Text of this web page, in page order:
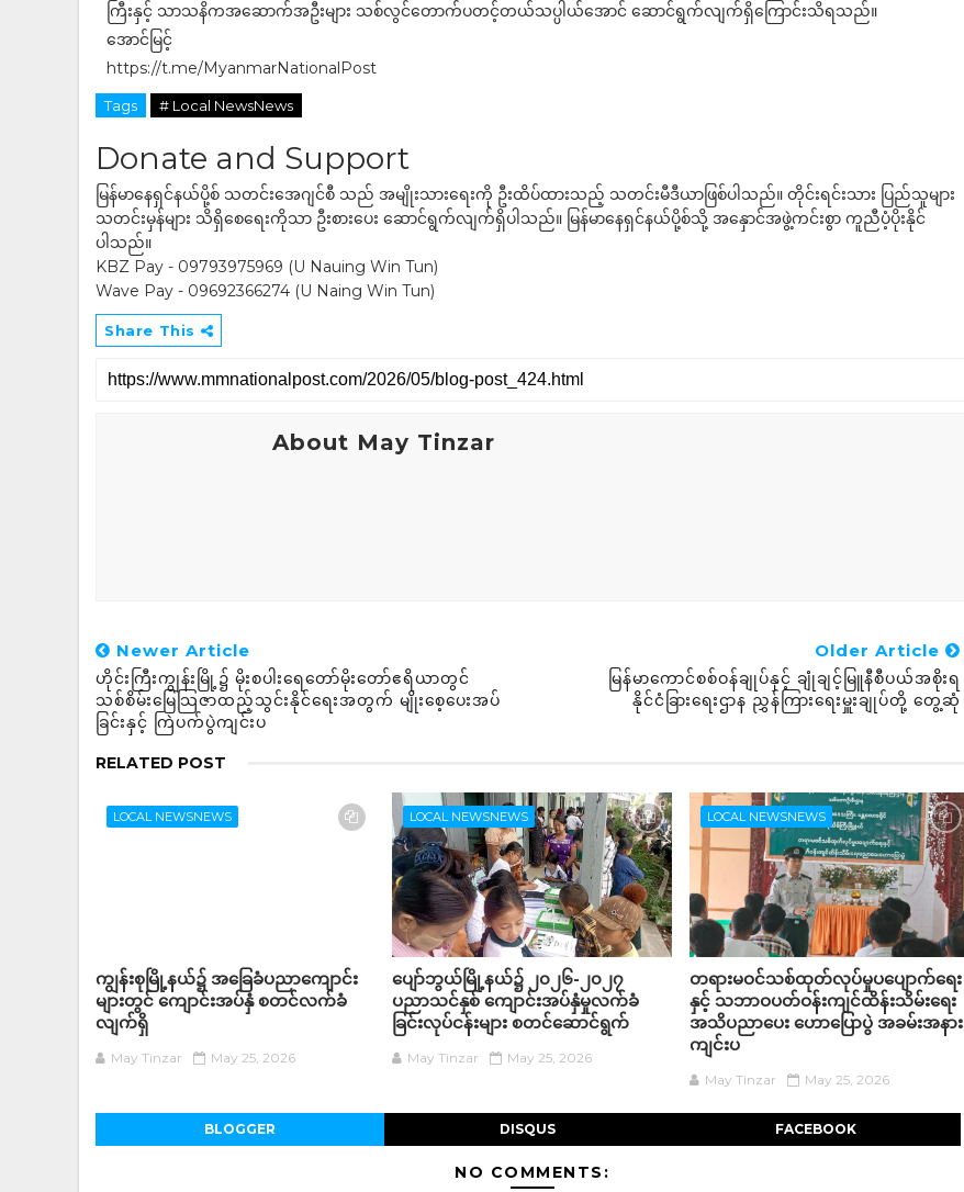
ကြီးနှင့် သာသနိကအဆောက်အဦးများ သစ်လွင်တောက်ပတင့်တယ်သပ္ပါယ်အောင် ဆောင်ရွက်လျက်ရှိကြောင်းသိရသည်။
အောင်မြင့်
https://t.me/MyanmarNationalPost
Tags # Local NewsNews
Donate and Support
မြန်မာနေရှင်နယ်ပို့စ် သတင်းအေဂျင်စီ သည် အမျိုးသားရေးကို ဦးထိပ်ထားသည့် သတင်းမီဒီယာဖြစ်ပါသည်။ တိုင်းရင်းသား ပြည်သူများ
သတင်းမှန်များ သိရှိစေရေးကိုသာ ဦးစားပေး ဆောင်ရွက်လျက်ရှိပါသည်။ မြန်မာနေရှင်နယ်ပို့စ်သို့ အနှောင်အဖွဲ့ကင်းစွာ ကူညီပံ့ပိုးနိုင်
ပါသည်။
KBZ Pay - 09793975969 (U Nauing Win Tun)
Wave Pay - 09692366274 (U Naing Win Tun)
Share This
About May Tinzar
Newer Article
ဟိုင်းကြီးကျွန်းမြို့၌ မိုးစပါးရေတော်မိုးတော်ဧရိယာတွင်
သစ်စိမ်းမြေသြဇာထည့်သွင်းနိုင်ရေးအတွက် မျိုးစေ့ပေးအပ်
ခြင်းနှင့် ကြဲပက်ပွဲကျင်းပ
Older Article
မြန်မာကောင်စစ်ဝန်ချုပ်နှင့် ချုံချင့်မြူနီစီပယ်အစိုးရ
နိုင်ငံခြားရေးဌာန ညွှန်ကြားရေးမှူးချုပ်တို့ တွေ့ဆုံ
RELATED POST
LOCAL NEWSNEWS
ကျွန်းစုမြို့နယ်၌ အခြေခံပညာကျောင်း
များတွင် ကျောင်းအပ်နှံ စတင်လက်ခံ
လျက်ရှိ
May Tinzar May 25, 2026
LOCAL NEWSNEWS
ပျော်ဘွယ်မြို့နယ်၌ ၂၀၂၆-၂၀၂၇
ပညာသင်နှစ် ကျောင်းအပ်နှံမှုလက်ခံ
ခြင်းလုပ်ငန်းများ စတင်ဆောင်ရွက်
May Tinzar May 25, 2026
LOCAL NEWSNEWS
တရားမဝင်သစ်ထုတ်လုပ်မှုပပျောက်ရေး
နှင့် သဘာဝပတ်ဝန်းကျင်ထိန်းသိမ်းရေး
အသိပညာပေး ဟောပြောပွဲ အခမ်းအနား
ကျင်းပ
May Tinzar May 25, 2026
BLOGGER DISQUS FACEBOOK
NO COMMENTS: